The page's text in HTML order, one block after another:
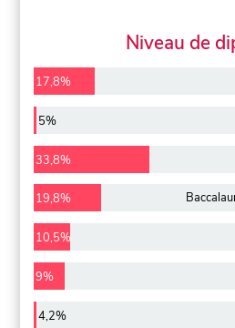
Niveau de
17,8%
5%
33,8%
19,8%
10,5%
9%
4,2%